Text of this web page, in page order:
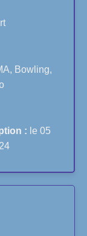
Bowling,
: le 05